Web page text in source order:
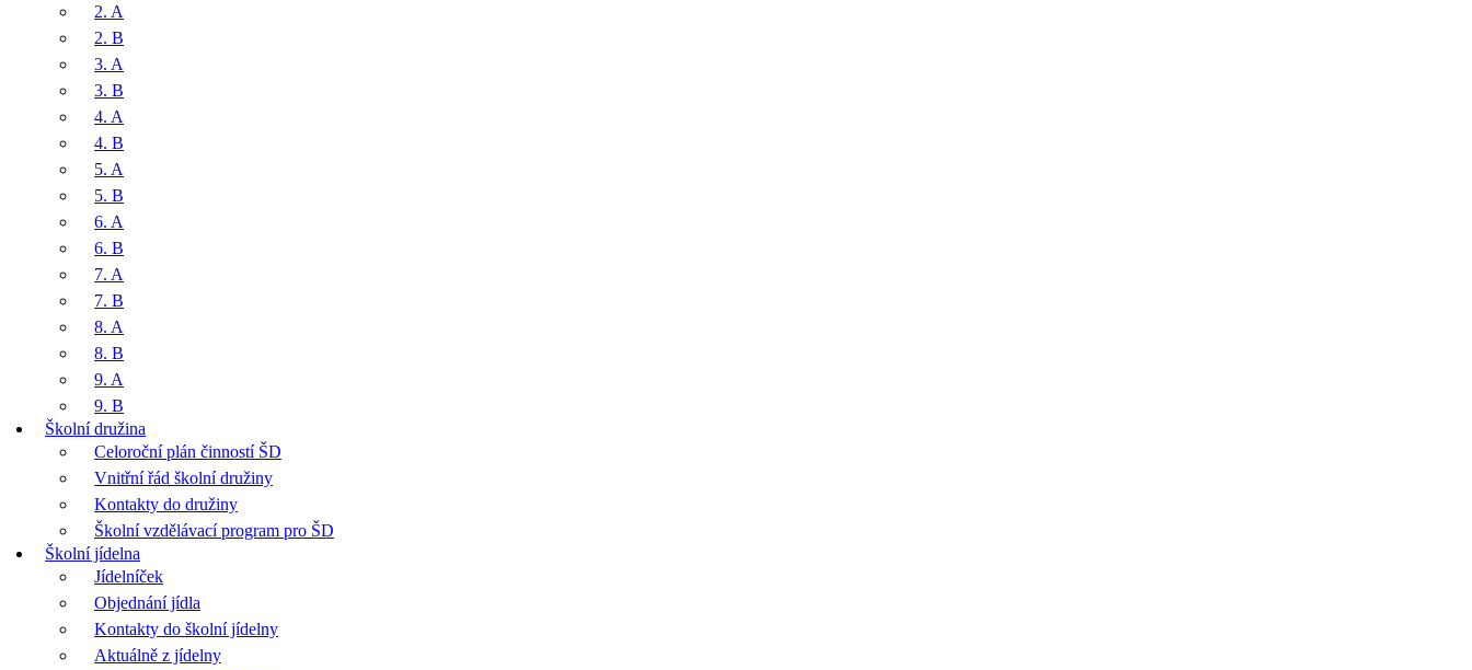
2. A
2. B
3. A
3. B
4. A
4. B
5. A
5. B
6. A
6. B
7. A
7. B
8. A
8. B
9. A
9. B
Školní družina
Celoroční plán činností ŠD
Vnitřní řád školní družiny
Kontakty do družiny
Školní vzdělávací program pro ŠD
Školní jídelna
Jídelníček
Objednání jídla
Kontakty do školní jídelny
Aktuálně z jídelny